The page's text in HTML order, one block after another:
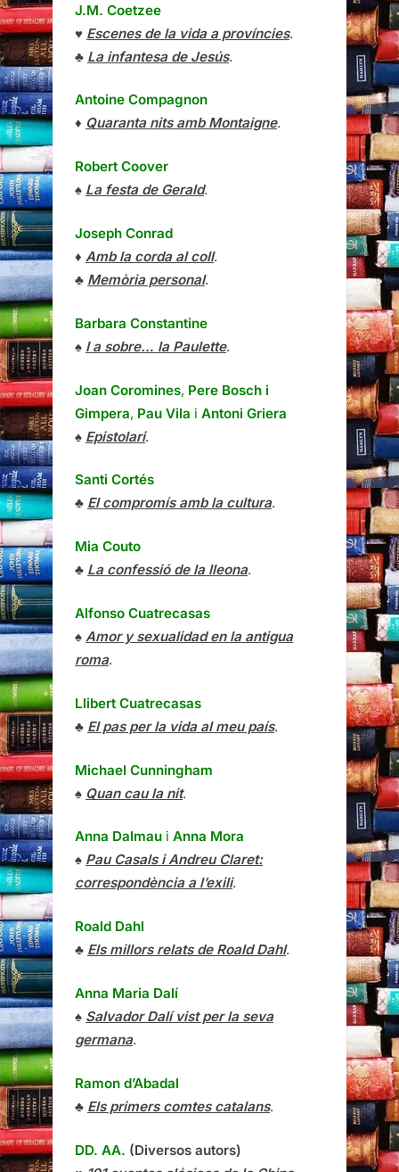
J.M. Coetzee
♥ Escenes de la vida a províncies.
♣ La infantesa de Jesús.
Antoine Compagnon
♦ Quaranta nits amb Montaigne.
Robert Coover
♠ La festa de Gerald.
Joseph Conrad
♦ Amb la corda al coll.
♣ Memòria personal.
Barbara Constantine
♠ I a sobre… la Paulette.
Joan Coromines, Pere Bosch i
Gimpera, Pau Vila i Antoni Griera
♠ Epistolari.
Santi Cortés
♣ El compromís amb la cultura.
Mia Couto
♣ La confessió de la lleona.
Alfonso Cuatrecasas
♠ Amor y sexualidad en la antigua
roma.
Llibert Cuatrecasas
♣ El pas per la vida al meu país.
Michael Cunningham
♠ Quan cau la nit.
Anna Dalmau i Anna Mora
♠ Pau Casals i Andreu Claret:
correspondència a l’exili.
Roald Dahl
♣ Els millors relats de Roald Dahl.
Anna Maria Dalí
♠ Salvador Dalí vist per la seva
germana.
Ramon d’Abadal
♣ Els primers comtes catalans.
DD. AA. (Diversos autors)